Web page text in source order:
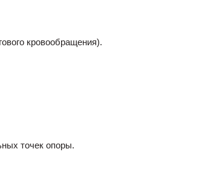
кровообращения).
точек опоры.